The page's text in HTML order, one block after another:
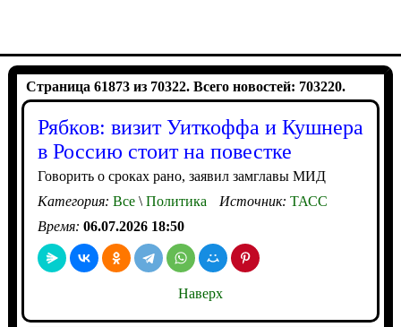
Страница 61873 из 70322. Всего новостей: 703220.
Рябков: визит Уиткоффа и Кушнера
в Россию стоит на повестке
Говорить о сроках рано, заявил замглавы МИД
Категория: Все\Политика Источник: ТАСС
Время: 06.07.2026 18:50
Наверх